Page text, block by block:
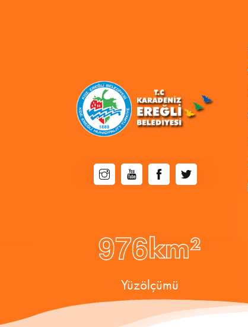
976km²
Yüzölçümü